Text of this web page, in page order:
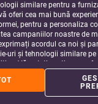
rame
decor
add_shopping_cart
SO&EI
pătrați
Ochelari
populară
vedere
pentru
37.00Lei
similare pentru a
oferi cea mai bună
pentru a personaliza
campaniilor noastre de
acordul ca noi și
uri și tehnologii similare
Vă puteți gestiona
preferințele”. Pentru mai
noastră de